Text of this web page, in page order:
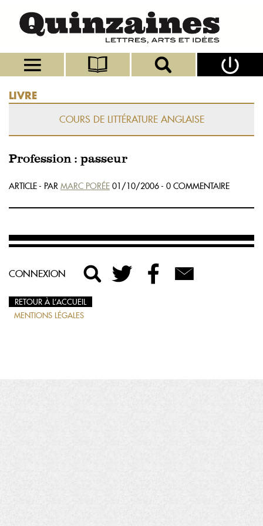
LIVRE
COURS DE LITTÉRATURE ANGLAISE
Profession : passeur
ARTICLE - PAR MARC PORÉE 01/10/2006 - 0 COMMENTAIRE
CONNEXION
RETOUR À L’ACCUEIL
MENTIONS LÉGALES